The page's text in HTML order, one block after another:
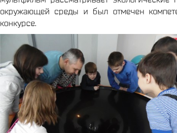
окружающей среды и был отмечен
конкурсе.